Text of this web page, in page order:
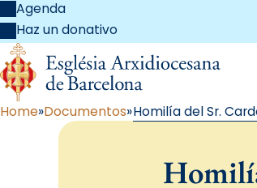
Agenda
Haz un donativo
Home Documentos Homilía del Sr.